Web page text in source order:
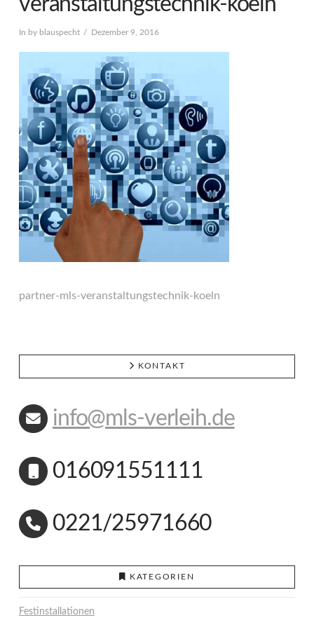
veranstaltungstechnik-koeln
In by blauspecht Dezember 9, 2016
partner-mls-veranstaltungstechnik-koeln
KONTAKT
info@mls-verleih.de
016091551111
0221/25971660
KATEGORIEN
Festinstallationen